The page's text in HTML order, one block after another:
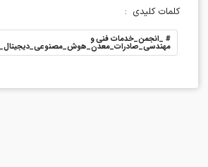
کلمات کلیدی :
# _انجمن_خدمات فنی و